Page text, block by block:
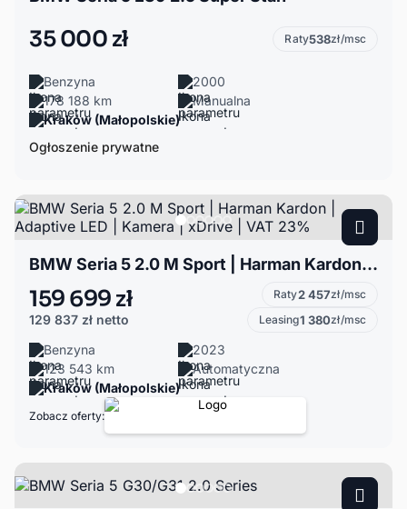
35 000 zł Raty538zł/msc
Benzyna
2000
178 188 km
Manualna
Kraków (Małopolskie)
Ogłoszenie prywatne
BMW Seria 5 2.0 M Sport | Harman Kardon | Adaptive LED | Kamera | xDrive | VAT 23%
159 699 zł
129 837 zł netto
Raty2 457zł/msc
Leasing1 380zł/msc
Benzyna
2023
123 543 km
Automatyczna
Kraków (Małopolskie)
Zobacz oferty: